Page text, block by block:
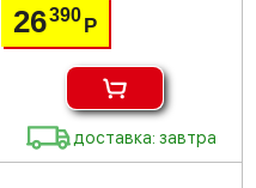
26390 Р
доставка: завтра